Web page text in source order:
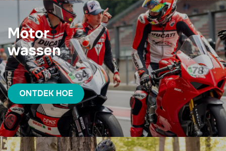
Motor
wassen
ONTDEK HOE